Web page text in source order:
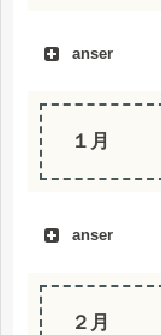
anser
１月
anser
２月